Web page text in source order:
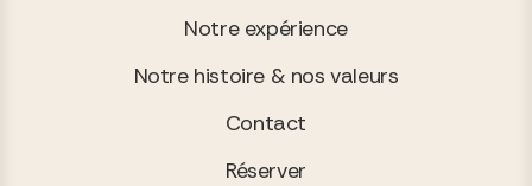
Notre expérience
Notre histoire & nos valeurs
Contact
Réserver